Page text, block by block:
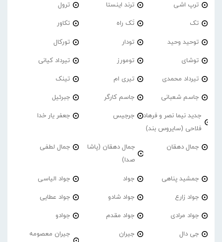
ترپ اشی ترند اینستا ترول
تک تَک راه تکاور
توحید وحید تودار تورکال
توشای تومورز تیرداد کیانی
تیرداد محمدی تیری ام تینک
جاسم شعبانی جاسم کارگر جبرئیل
جدید نیما نصر و فرهاد
فلاحی (سایروس بند)
جرجیس جعفر یار خدا
جمال دهقان
جمال دهقان (پاشا
صدا)
جمال لطفی
جمشید پناهی جواد جواد الیاسی
جواد زارع جواد شادو جواد عطایی
جواد مرادی جواد مقدم جوادو
جی دال جیران
جیران معصومه